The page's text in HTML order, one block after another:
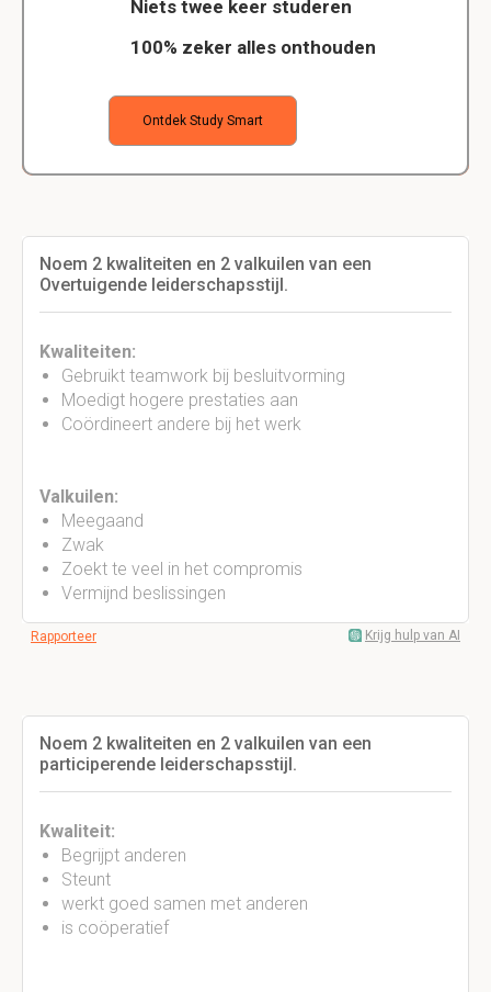
Niets twee keer studeren
100% zeker alles onthouden
Ontdek Study Smart
Noem 2 kwaliteiten en 2 valkuilen van een
Overtuigende leiderschapsstijl.
Kwaliteiten:
Gebruikt teamwork bij besluitvorming
Moedigt hogere prestaties aan
Coördineert andere bij het werk
Valkuilen:
Meegaand
Zwak
Zoekt te veel in het compromis
Vermijnd beslissingen
Rapporteer Krijg hulp van AI
Noem 2 kwaliteiten en 2 valkuilen van een
participerende leiderschapsstijl.
Kwaliteit:
Begrijpt anderen
Steunt
werkt goed samen met anderen
is coöperatief